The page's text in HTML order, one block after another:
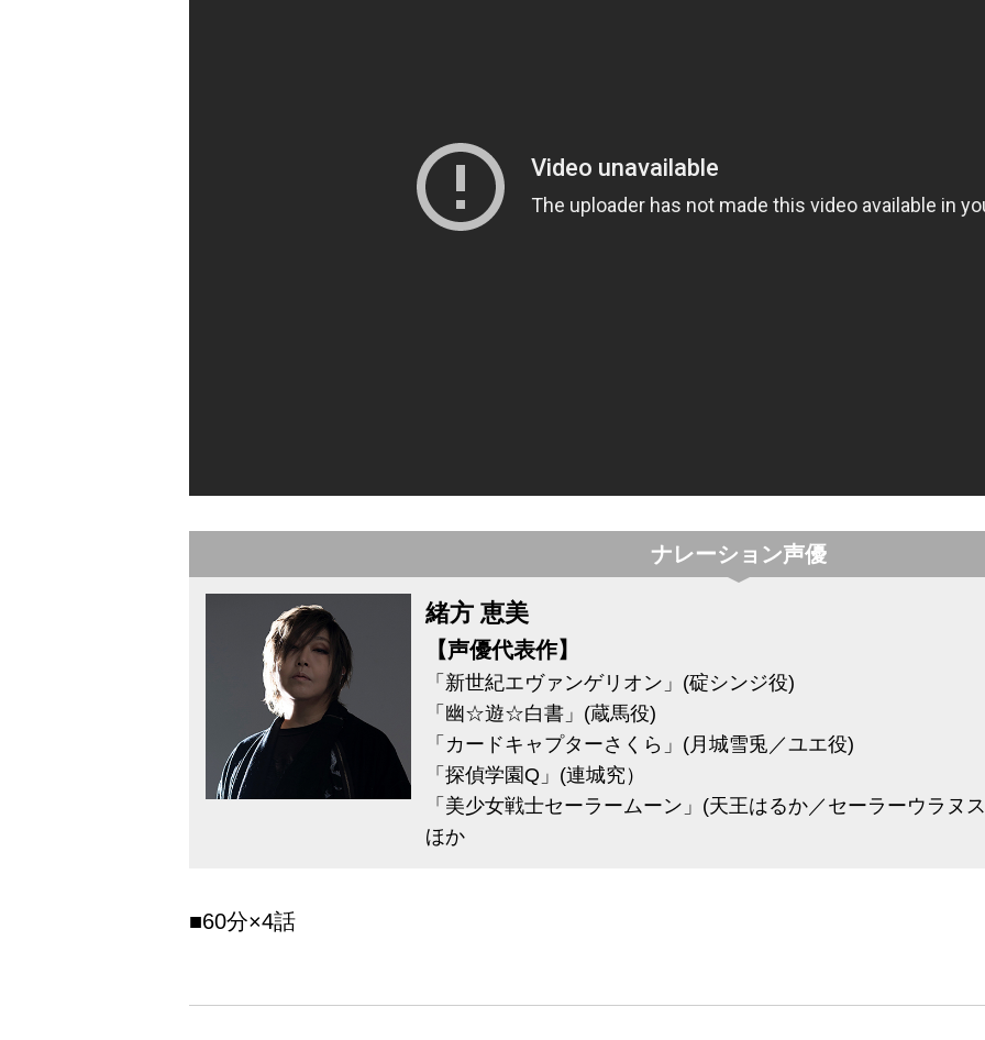
ナレーション声優
緒方 恵美
【声優代表作】
「新世紀エヴァンゲリオン」(碇シンジ役)
「幽☆遊☆白書」(蔵馬役)
「カードキャプターさくら」(月城雪兎／ユエ役)
「探偵学園Q」(連城究）
「美少女戦士セーラームーン」(天王はるか／セーラーウラヌ
ほか
■60分×4話